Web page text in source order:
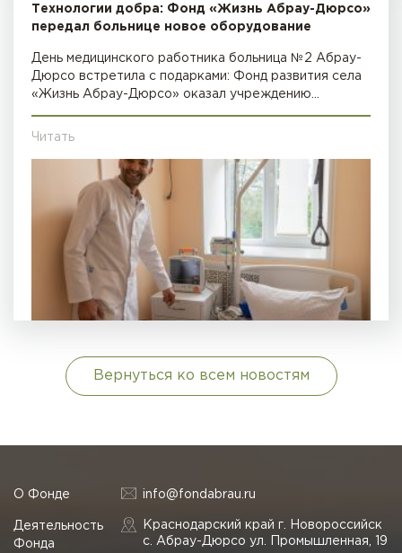
Технологии добра: Фонд «Жизнь Абрау-Дюрсо»
передал больнице новое оборудование
День медицинского работника больница №2 Абрау-
Дюрсо встретила с подарками: Фонд развития села
«Жизнь Абрау-Дюрсо» оказал учреждению…
Читать
Вернуться ко всем новостям
О Фонде
Деятельность
Фонда
info@fondabrau.ru
Краснодарский край г. Новороссийск
с. Абрау-Дюрсо ул. Промышленная, 19